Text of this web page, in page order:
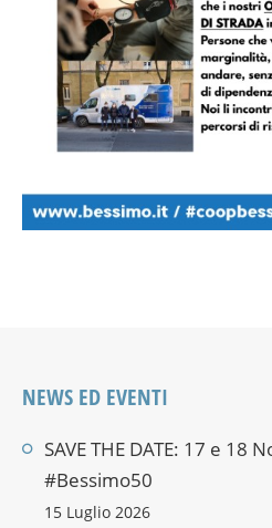
NEWS ED EVENTI
SAVE THE DATE: 17 e 18
#Bessimo50
15 Luglio 2026